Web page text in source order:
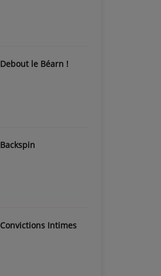
Debout le Béarn !
Backspin
Convictions Intimes